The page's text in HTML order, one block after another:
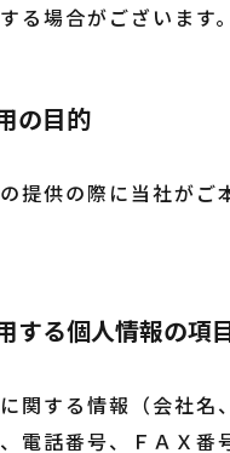
る場合がございます。
の目的
提供の際に当社がご
する個人情報の項
関する情報（会社名
電話番号、ＦＡＸ番